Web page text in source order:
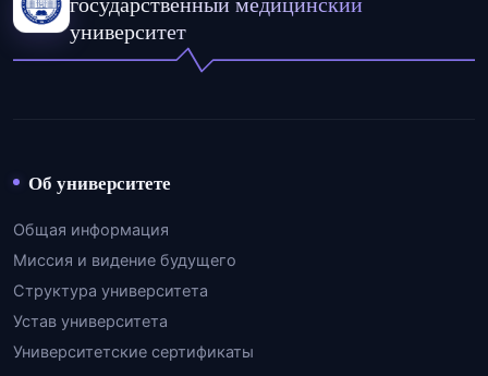
университет
Об университете
Общая информация
Миссия и видение будущего
Структура университета
Устав университета
Университетские сертификаты